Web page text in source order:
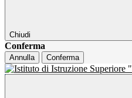
Chiudi
Conferma
Annulla Conferma